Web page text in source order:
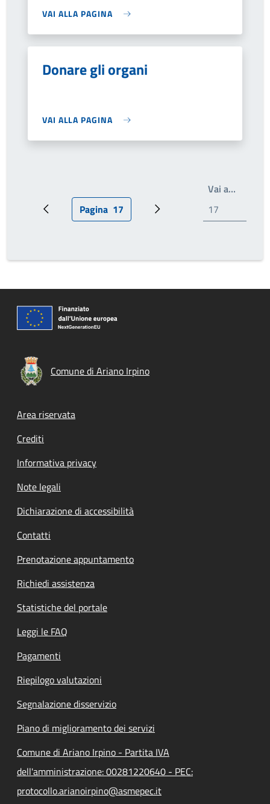
VAI ALLA PAGINA
Donare gli organi
VAI ALLA PAGINA
Pagina precedentePagina attuale
Pagina 17 Prossima pagina
Vai a…Write
Comune di Ariano Irpino
Footer menu
Area riservata
Crediti
Informativa privacy
Note legali
Dichiarazione di accessibilità
Contatti
Prenotazione appuntamento
Richiedi assistenza
Statistiche del portale
Leggi le FAQ
Pagamenti
Riepilogo valutazioni
Segnalazione disservizio
Piano di miglioramento dei servizi
Comune di Ariano Irpino - Partita IVA
dell'amministrazione: 00281220640 - PEC:
protocollo.arianoirpino@asmepec.it